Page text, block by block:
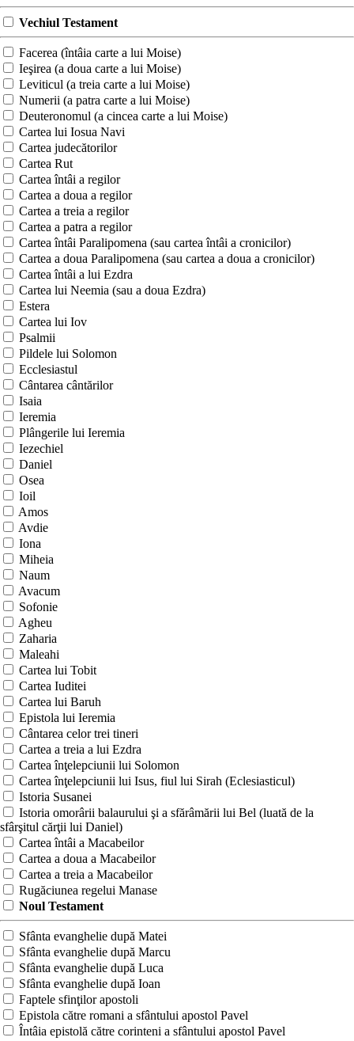
Vechiul Testament
Facerea (întâia carte a lui Moise)
Ieşirea (a doua carte a lui Moise)
Leviticul (a treia carte a lui Moise)
Numerii (a patra carte a lui Moise)
Deuteronomul (a cincea carte a lui Moise)
Cartea lui Iosua Navi
Cartea judecătorilor
Cartea Rut
Cartea întâi a regilor
Cartea a doua a regilor
Cartea a treia a regilor
Cartea a patra a regilor
Cartea întâi Paralipomena (sau cartea întâi a cronicilor)
Cartea a doua Paralipomena (sau cartea a doua a cronicilor)
Cartea întâi a lui Ezdra
Cartea lui Neemia (sau a doua Ezdra)
Estera
Cartea lui Iov
Psalmii
Pildele lui Solomon
Ecclesiastul
Cântarea cântărilor
Isaia
Ieremia
Plângerile lui Ieremia
Iezechiel
Daniel
Osea
Ioil
Amos
Avdie
Iona
Miheia
Naum
Avacum
Sofonie
Agheu
Zaharia
Maleahi
Cartea lui Tobit
Cartea Iuditei
Cartea lui Baruh
Epistola lui Ieremia
Cântarea celor trei tineri
Cartea a treia a lui Ezdra
Cartea înţelepciunii lui Solomon
Cartea înţelepciunii lui Isus, fiul lui Sirah (Eclesiasticul)
Istoria Susanei
Istoria omorârii balaurului şi a sfărâmării lui Bel (luată de la
sfârşitul cărţii lui Daniel)
Cartea întâi a Macabeilor
Cartea a doua a Macabeilor
Cartea a treia a Macabeilor
Rugăciunea regelui Manase
Noul Testament
Sfânta evanghelie după Matei
Sfânta evanghelie după Marcu
Sfânta evanghelie după Luca
Sfânta evanghelie după Ioan
Faptele sfinţilor apostoli
Epistola către romani a sfântului apostol Pavel
Întâia epistolă către corinteni a sfântului apostol Pavel